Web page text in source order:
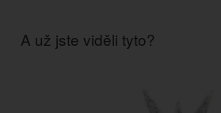
A už jste viděli tyto?